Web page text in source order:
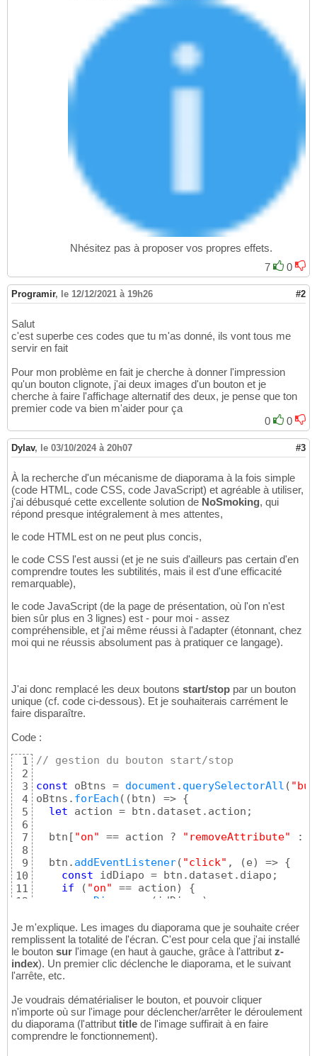
Nhésitez pas à proposer vos propres effets.
7
0
Programir, le 12/12/2021 à 19h26 #2
Salut
c'est superbe ces codes que tu m'as donné, ils vont tous me
servir en fait
Pour mon problème en fait je cherche à donner l'impression
qu'un bouton clignote, j'ai deux images d'un bouton et je
cherche à faire l'affichage alternatif des deux, je pense que ton
premier code va bien m'aider pour ça
0
0
Dylav, le 03/10/2024 à 20h07 #3
À la recherche d'un mécanisme de diaporama à la fois simple
(code HTML, code CSS, code JavaScript) et agréable à utiliser,
j'ai débusqué cette excellente solution de NoSmoking, qui
répond presque intégralement à mes attentes,
le code HTML est on ne peut plus concis,
le code CSS l'est aussi (et je ne suis d'ailleurs pas certain d'en
comprendre toutes les subtilités, mais il est d'une efficacité
remarquable),
le code JavaScript (de la page de présentation, où l'on n'est
bien sûr plus en 3 lignes) est - pour moi - assez
compréhensible, et j'ai même réussi à l'adapter (étonnant, chez
moi qui ne réussis absolument pas à pratiquer ce langage).
J'ai donc remplacé les deux boutons start/stop par un bouton
unique (cf. code ci-dessous). Et je souhaiterais carrément le
faire disparaître.
Code :
1
2
3
4
5
6
7
8
9
10
11
12
14
15
16
17
18
20
21
22
23
// gestion du bouton start/stop
const oBtns = document . querySelectorAll (
oBtns. forEach ( ( btn) => {
let action = btn.dataset.action;
  btn
[ "on" == action ? "removeAttribute" :
  btn.
addEventListener( "click" , (e) => {
const idDiapo = btn.dataset.diapo;
if
( "on" == action)
{
runDiaporama
( idDiapo )
      action =
"off";
}
else {
stopDiaporama(idDiapo);
      btn.previousElementSibling?.
}
} )
})
Je m'explique. Les images du diaporama que je souhaite créer
remplissent la totalité de l'écran. C'est pour cela que j'ai installé
le bouton sur l'image (en haut à gauche, grâce à l'attribut z-
index). Un premier clic déclenche le diaporama, et le suivant
l'arrête, etc.
Je voudrais dématérialiser le bouton, et pouvoir cliquer
n'importe où sur l'image pour déclencher/arrêter le déroulement
du diaporama (l'attribut title de l'image suffirait à en faire
comprendre le fonctionnement).